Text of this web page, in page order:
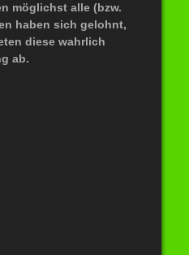
möglichst alle (bzw.
haben sich gelohnt,
diese wahrlich
ab.